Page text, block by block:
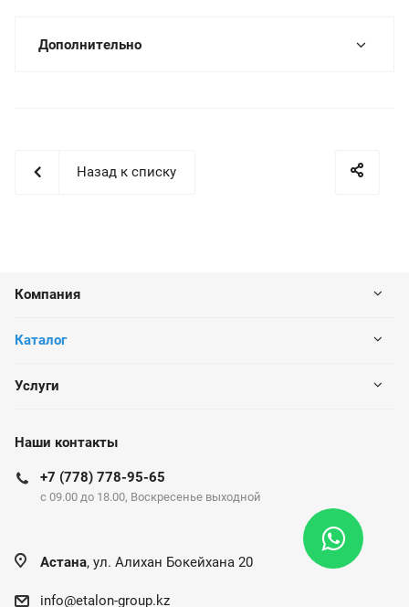
Дополнительно
Назад к списку
Компания
Каталог
Услуги
Наши контакты
+7 (778) 778-95-65
c 09.00 до 18.00, Воскресенье выходной
Астана, ул. Алихан Бокейхана 20
info@etalon-group.kz